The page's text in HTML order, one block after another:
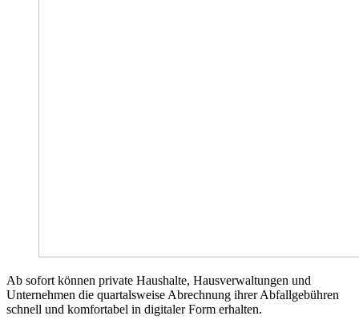
Ab sofort können private Haushalte, Hausverwaltungen und
Unternehmen die quartalsweise Abrechnung ihrer Abfallgebühren
schnell und komfortabel in digitaler Form erhalten.